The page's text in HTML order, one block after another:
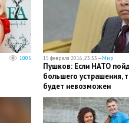
1005 15 февраля 2016, 23:33 —Мир
Пушков: Если НАТО
большего устрашения,
будет невозможен